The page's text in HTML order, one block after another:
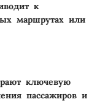
к
маршрутах или
ключевую
пассажиров и